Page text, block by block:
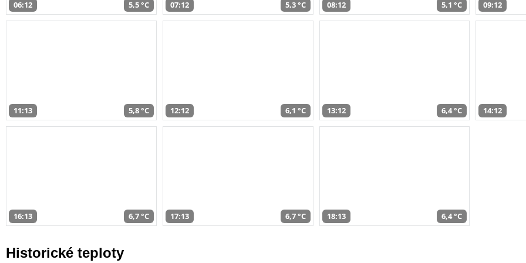
06:12 5,5 °C 07:12 5,3 °C 08:12 5,1 °C 09:12
11:13 5,8 °C 12:12 6,1 °C 13:12 6,4 °C 14:12
16:13 6,7 °C 17:13 6,7 °C 18:13 6,4 °C
Historické teploty